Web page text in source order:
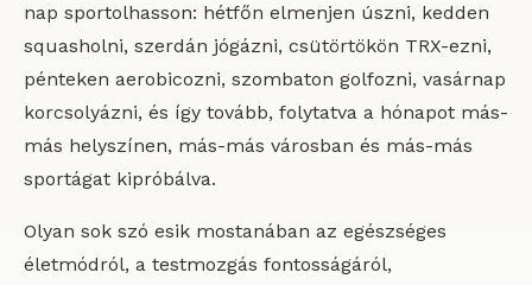
nap sportolhasson: hétfőn elmenjen úszni, kedden
squasholni, szerdán jógázni, csütörtökön TRX-ezni,
pénteken aerobicozni, szombaton golfozni, vasárnap
korcsolyázni, és így tovább, folytatva a hónapot más-
más helyszínen, más-más városban és más-más
sportágat kipróbálva.
Olyan sok szó esik mostanában az egészséges
életmódról, a testmozgás fontosságáról,